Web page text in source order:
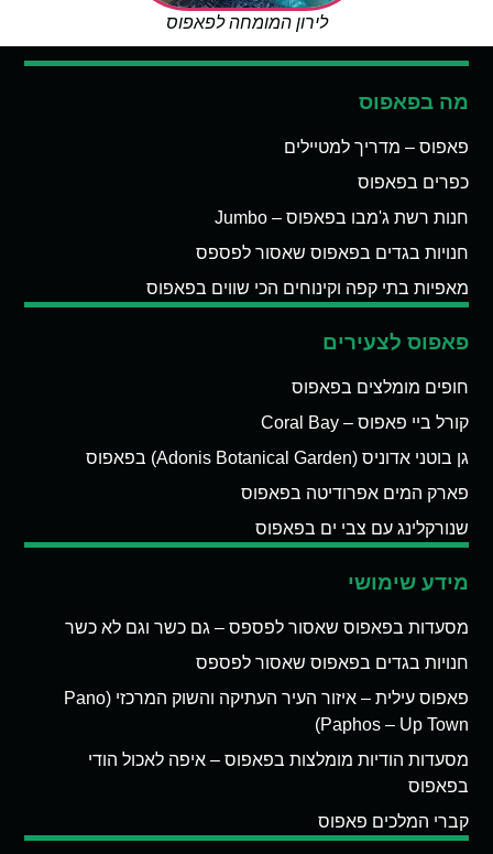
לירון המומחה לפאפוס
מה בפאפוס
פאפוס – מדריך למטיילים
כפרים בפאפוס
חנות רשת ג'מבו בפאפוס – Jumbo
חנויות בגדים בפאפוס שאסור לפספס
מאפיות בתי קפה וקינוחים הכי שווים בפאפוס
פאפוס לצעירים
חופים מומלצים בפאפוס
קורל ביי פאפוס – Coral Bay
גן בוטני אדוניס (Adonis Botanical Garden) בפאפוס
פארק המים אפרודיטה בפאפוס
שנורקלינג עם צבי ים בפאפוס
מידע שימושי
מסעדות בפאפוס שאסור לפספס – גם כשר וגם לא כשר
חנויות בגדים בפאפוס שאסור לפספס
פאפוס עילית – איזור העיר העתיקה והשוק המרכזי (Pano
Paphos – Up Town)
מסעדות הודיות מומלצות בפאפוס – איפה לאכול הודי
בפאפוס
קברי המלכים פאפוס